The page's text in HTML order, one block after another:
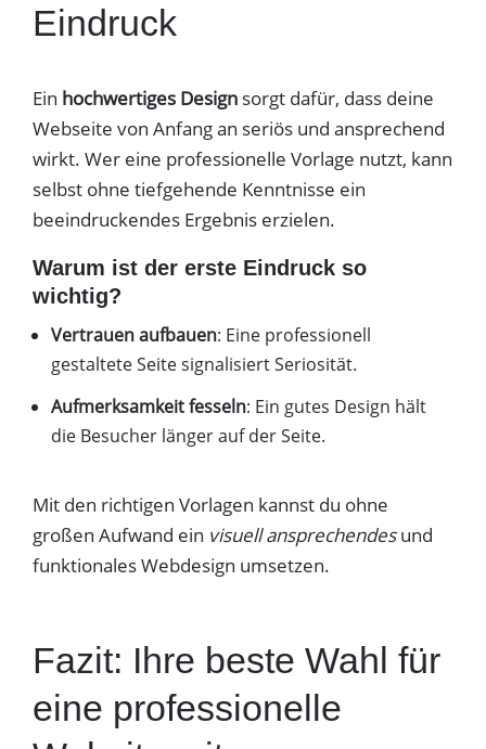
Eindruck
Ein hochwertiges Design sorgt dafür, dass deine
Webseite von Anfang an seriös und ansprechend
wirkt. Wer eine professionelle Vorlage nutzt, kann
selbst ohne tiefgehende Kenntnisse ein
beeindruckendes Ergebnis erzielen.
Warum ist der erste Eindruck so
wichtig?
Vertrauen aufbauen: Eine professionell
gestaltete Seite signalisiert Seriosität.
Aufmerksamkeit fesseln: Ein gutes Design hält
die Besucher länger auf der Seite.
Mit den richtigen Vorlagen kannst du ohne
großen Aufwand ein visuell ansprechendesund
funktionales Webdesign umsetzen.
Fazit: Ihre beste Wahl für
eine professionelle